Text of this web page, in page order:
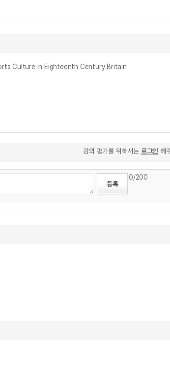
Culture in Eighteenth Century Britain
강의 평가를 위해서는 로그인 해
0/200